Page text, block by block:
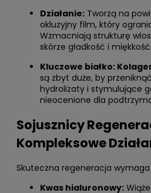
Działanie: Tworzą na
okluzyjny film, który
Wzmacniają strukturę
skórze gładkość i miękkość.
Kluczowe białko:
są zbyt duże, by
hydrolizaty i stymulujące
nieocenione dla
Sojusznicy
Kompleksowe
Skuteczna regeneracja wymaga
Kwas hialuronowy: